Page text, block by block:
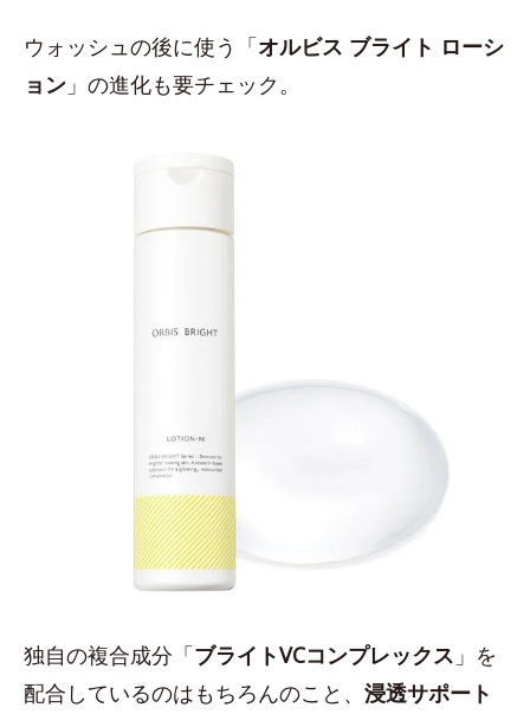
ウォッシュの後に使う「オルビス ブライト ローシ
ョン 」の進化も要チェック。
独自の複合成分「ブライトVCコンプレックス 」を
配合しているのはもちろんのこと、 浸透サポート